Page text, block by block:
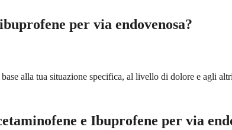
per via endovenosa?
alla tua situazione specifica, al livello di dolore e agli
e Ibuprofene per via